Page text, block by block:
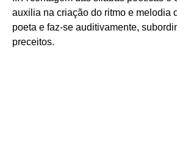
auxilia na criação do ritmo e melodia
poeta e faz-se auditivamente,
preceitos.